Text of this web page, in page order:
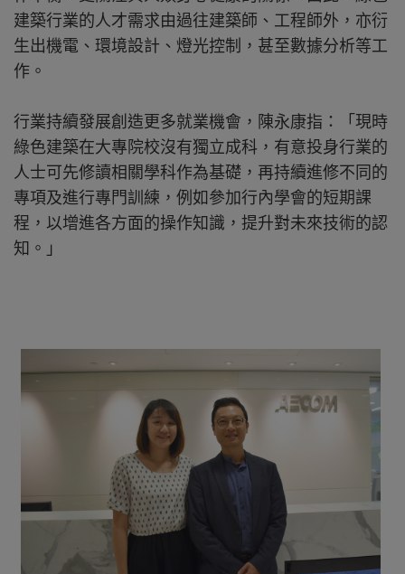
建築行業的人才需求由過往建築師、工程師外，亦衍
生出機電、環境設計、燈光控制，甚至數據分析等工
作。
行業持續發展創造更多就業機會，陳永康指：「現時
綠色建築在大專院校沒有獨立成科，有意投身行業的
人士可先修讀相關學科作為基礎，再持續進修不同的
專項及進行專門訓練，例如參加行內學會的短期課
程，以增進各方面的操作知識，提升對未來技術的認
知。」